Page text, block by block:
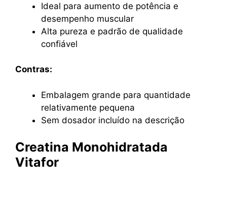
Ideal para aumento de potência e
desempenho muscular
Alta pureza e padrão de qualidade
confiável
Contras:
Embalagem grande para quantidade
relativamente pequena
Sem dosador incluído na descrição
Creatina Monohidratada
Vitafor